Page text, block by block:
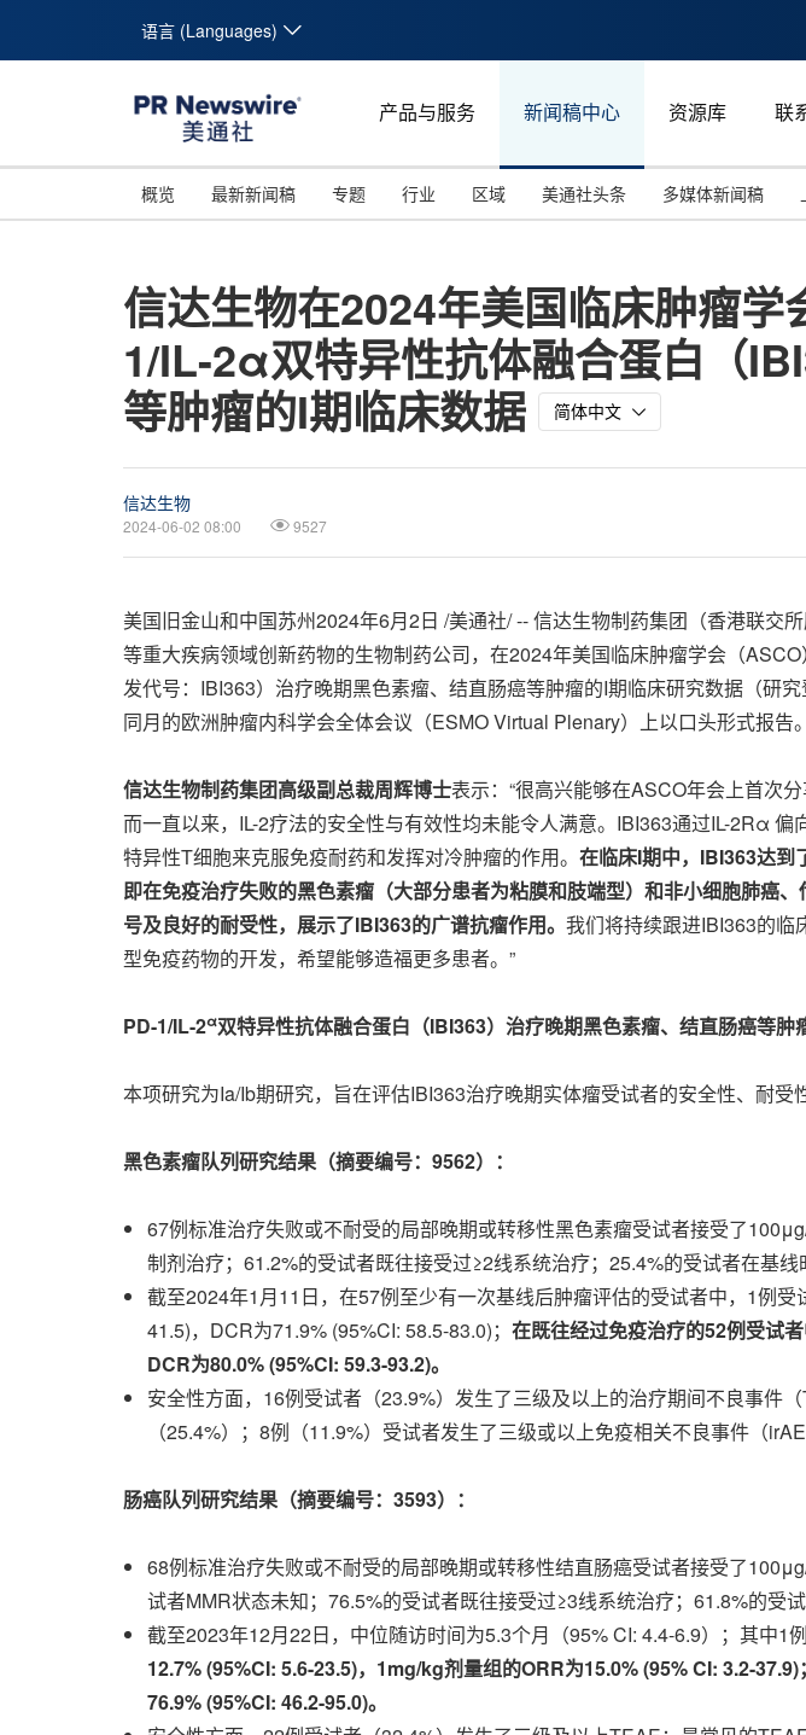
语言 (Languages)
产品与服务 新闻稿中心 资源库 联
概览 最新新闻稿 专题 行业 区域 美通社头条 多媒体新闻稿
信达生物在2024年美国临床肿瘤
1/IL-2α双特异性抗体融合蛋白（
等肿瘤的I期临床数据
简体中文
信达生物
2024-06-02 08:00 9527
美国旧金山和中国苏州2024年6月2日 /美通社/ -- 信达生物制药集团（香港联交
等重大疾病领域创新药物的生物制药公司，在2024年美国临床肿瘤学会（
发代号：IBI363）治疗晚期黑色素瘤、结直肠癌等肿瘤的I期临床研究数据（研
同月的欧洲肿瘤内科学会全体会议（ESMO Virtual Plenary）上以口头形式报告。
信达生物制药集团高级副总裁周辉博士表示：“很高兴能够在ASCO年会上首次
而一直以来，IL-2疗法的安全性与有效性均未能令人满意。IBI363通过IL-2Rα
特异性T细胞来克服免疫耐药和发挥对冷肿瘤的作用。 在临床I期中，IBI363达到
即在免疫治疗失败的黑色素瘤（大部分患者为粘膜和肢端型）和非小细胞肺癌
号及良好的耐受性，展示了IBI363的广谱抗瘤作用。 我们将持续跟进IBI363的临
型免疫药物的开发，希望能够造福更多患者。”
PD-1/IL-2α双特异性抗体融合蛋白（IBI363）治疗晚期黑色素瘤、结直肠癌等肿
本项研究为Ia/Ib期研究，旨在评估IBI363治疗晚期实体瘤受试者的安全性、耐受
黑色素瘤队列研究结果（摘要编号： 9562）：
67例标准治疗失败或不耐受的局部晚期或转移性黑色素瘤受试者接受了
制剂治疗；61.2%的受试者既往接受过≥2线系统治疗；25.4%的受试者在基
截至2024年1月11日，在57例至少有一次基线后肿瘤评估的受试者中，1例
41.5)，DCR为71.9% (95%CI: 58.5-83.0)； 在既往经过免疫治疗的52例受试
DCR为80.0% (95%CI: 59.3-93.2)。
安全性方面，16例受试者（23.9%）发生了三级及以上的治疗期间不良事件
（25.4%）；8例（11.9%）受试者发生了三级或以上免疫相关不良事件（
肠癌队列研究结果（摘要编号： 3593）：
68例标准治疗失败或不耐受的局部晚期或转移性结直肠癌受试者接受了
试者MMR状态未知；76.5%的受试者既往接受过≥3线系统治疗；61.8%的受
截至2023年12月22日，中位随访时间为5.3个月（95% CI: 4.4-6.9）；其中
12.7% (95%CI: 5.6-23.5)，1mg/kg剂量组的ORR为15.0% (95% CI: 3.2-
76.9% (95%CI: 46.2-95.0)。